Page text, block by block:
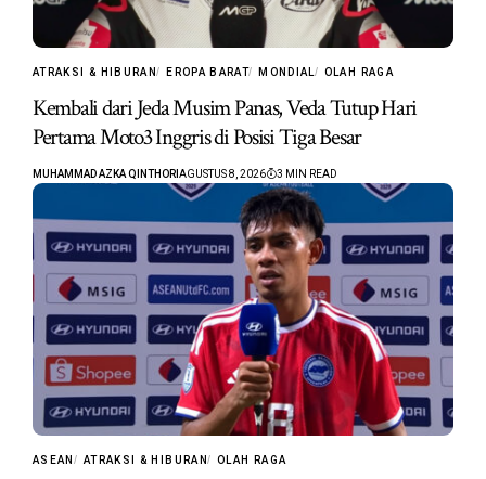
ATRAKSI & HIBURAN EROPA BARAT MONDIAL OLAH RAGA
Kembali dari Jeda Musim Panas, Veda Tutup Hari
Pertama Moto3 Inggris di Posisi Tiga Besar
MUHAMMAD AZKA QINTHORI AGUSTUS 8, 2026 3 MIN READ
ASEAN ATRAKSI & HIBURAN OLAH RAGA